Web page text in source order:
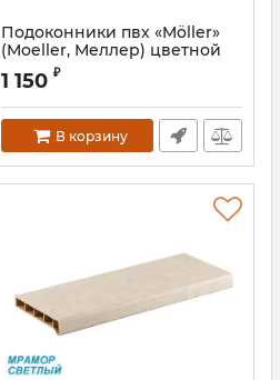
Подоконники пвх «Möller»
(Moeller, Меллер) цветной
матовый серебристый
ясень
Артикул: MOL0234.50/6S
1 150 ₽
В корзину